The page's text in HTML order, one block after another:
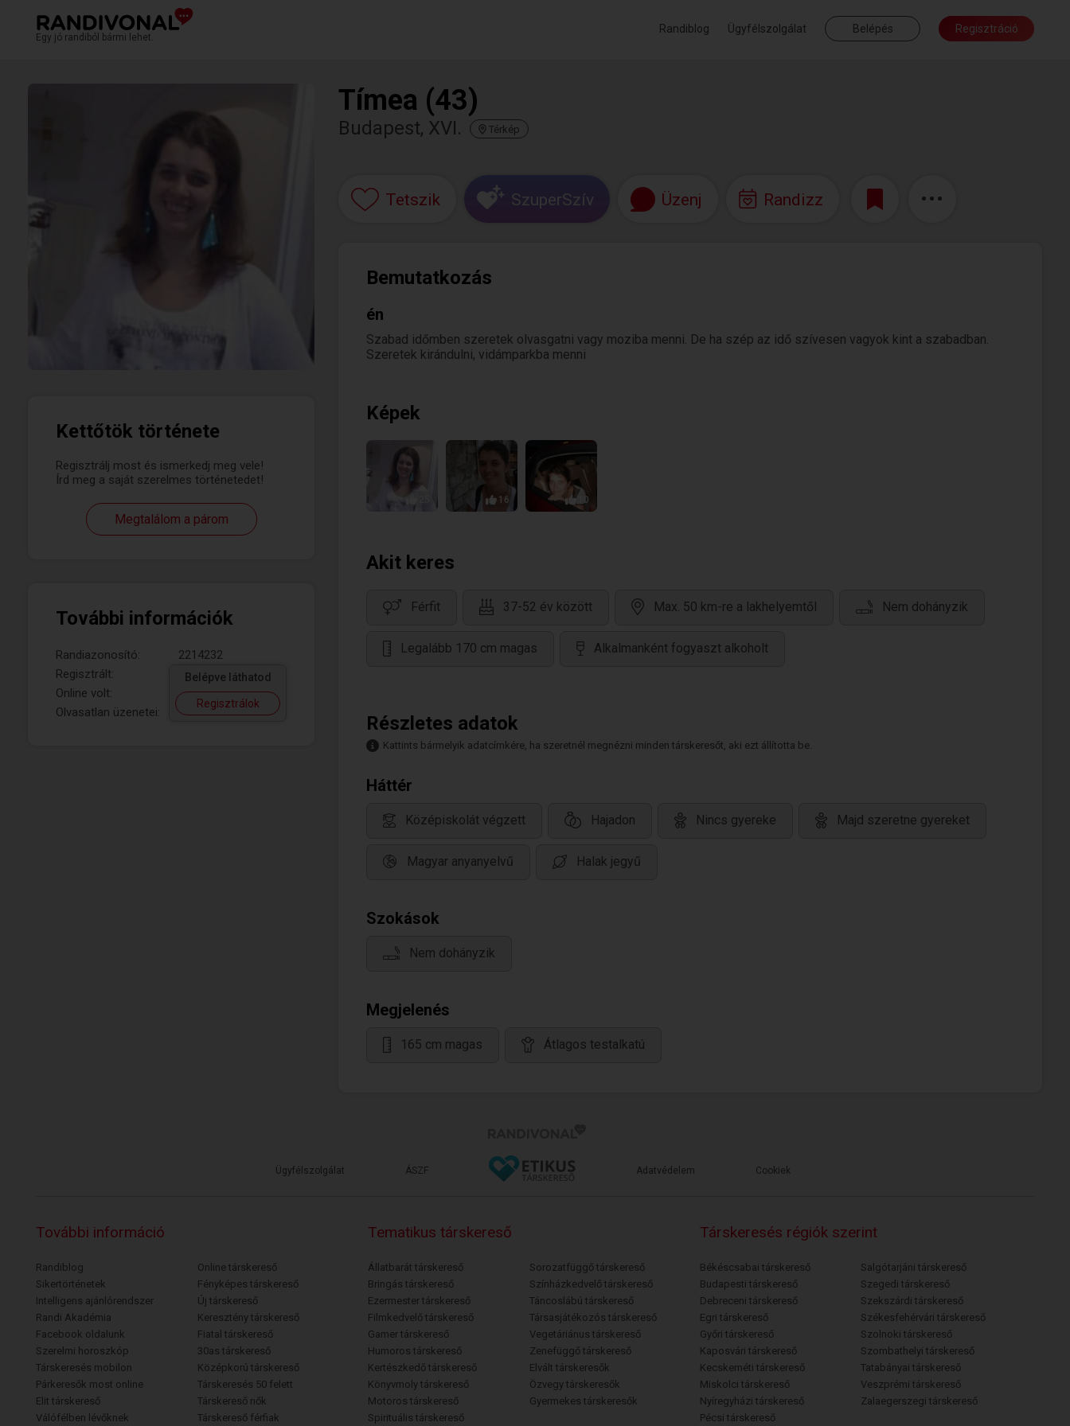
Egy jó randiból bármi lehet.
Randiblog Ügyfélszolgálat Belépés Regisztráció
Kettőtök története
Regisztrálj most és ismerkedj meg vele!
Írd meg a saját szerelmes történetedet!
Megtalálom a párom
További információk
Randiazonosító:
2214232
Regisztrált:
Online volt:
Olvasatlan üzenetei:
Belépve láthatod
Regisztrálok
Tímea (43)
Budapest, XVI. Térkép
Tetszik SzuperSzív Üzenj Randizz
Bemutatkozás
én
Szabad időmben szeretek olvasgatni vagy moziba menni. De ha szép az idő szívesen vagyok kint a szabadban.
Szeretek kirándulni, vidámparkba menni
Képek
16 10
Akit keres
Férfit 37-52 év között Max. 50 km-re a lakhelyemtől Nem dohányzik
Legalább 170 cm magas Alkalmanként fogyaszt alkoholt
Részletes adatok
Kattints bármelyik adatcímkére, ha szeretnél megnézni minden társkeresőt, aki ezt állította be.
Háttér
Középiskolát végzett Hajadon Nincs gyereke Majd szeretne gyereket
Magyar anyanyelvű Halak jegyű
Szokások
Nem dohányzik
Megjelenés
165 cm magas Átlagos testalkatú
Ügyfélszolgálat ÁSZF Adatvédelem Cookiek
További információ
Randiblog
Sikertörténetek
Intelligens ajánlórendszer
Randi Akadémia
Facebook oldalunk
Szerelmi horoszkóp
Társkeresés mobilon
Párkeresők most online
Elit társkereső
Válófélben lévőknek
Online társkereső
Fényképes társkereső
Új társkereső
Keresztény társkereső
Fiatal társkereső
30as társkereső
Középkorú társkereső
Társkeresés 50 felett
Társkereső nők
Társkereső férfiak
Tematikus társkereső
Állatbarát társkereső
Bringás társkereső
Ezermester társkereső
Filmkedvelő társkereső
Gamer társkereső
Humoros társkereső
Kertészkedő társkereső
Könyvmoly társkereső
Motoros társkereső
Spirituális társkereső
Sorozatfüggő társkereső
Színházkedvelő társkereső
Táncoslábú társkereső
Társasjátékozós társkereső
Vegetáriánus társkereső
Zenefüggő társkereső
Elvált társkeresők
Özvegy társkeresők
Gyermekes társkeresők
Társkeresés régiók szerint
Békéscsabai társkereső
Budapesti társkereső
Debreceni társkereső
Egri társkereső
Győri társkereső
Kaposvári társkereső
Kecskeméti társkereső
Miskolci társkereső
Nyíregyházi társkereső
Pécsi társkereső
Salgótarjáni társkereső
Szegedi társkereső
Szekszárdi társkereső
Székesfehérvári társkereső
Szolnoki társkereső
Szombathelyi társkereső
Tatabányai társkereső
Veszprémi társkereső
Zalaegerszegi társkereső